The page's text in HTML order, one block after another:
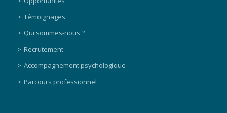
Témoignages
Qui sommes-nous ?
Recrutement
Accompagnement psychologique
Parcours professionnel